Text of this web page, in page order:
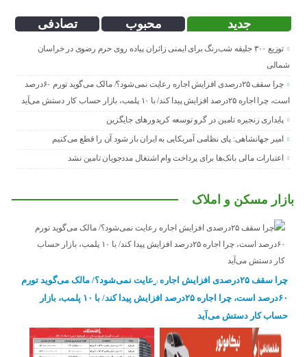
جدید محبوب تصادفی
توزیع ۳۰۰ جلیقه شب‌رنگ برای ایمنی زائران پیاده روی حرم رضوی در خراسان
شمالی
چرا سقف ۲۵درصدی افزایش اجاره رعایت نمی‌شود؟/ مالک می‌گوید تورم ۶۰درصد
است، چرا اجاره ۲۵درصد افزایش پیدا کند/ با ۱۰ پلمب، بازار حساب کار دستش می‌آید
پایداری زنجیره تامین در گرو توسعه کریدورهای جایگزین
امیر جهانشاهی: پای نظامی آمریکایی به ایران باز شود آن را قطع می‌کنیم
اعتبارات مالی بانک‌ها برای پرداخت وام اشتغال مددجویان تامین نشد
بازار مسکن و املاک
چرا سقف ۲۵درصدی افزایش اجاره رعایت نمی‌شود؟/ مالک می‌گوید تورم
۶۰درصد است، چرا اجاره ۲۵درصد افزایش پیدا کند/ با ۱۰ پلمب، بازار
حساب کار دستش می‌آید